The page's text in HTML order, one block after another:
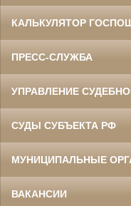
КАЛЬКУЛЯТОР
ПРЕСС-СЛУЖБА
УПРАВЛЕНИЕ
СУДЫ СУБЪЕКТА РФ
МУНИЦИПАЛЬНЫЕ
ВАКАНСИИ